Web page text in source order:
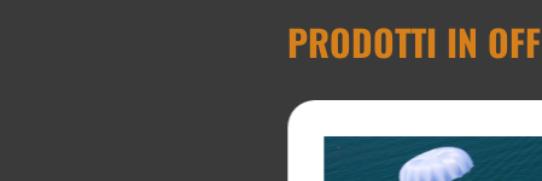
PRODOTTI IN